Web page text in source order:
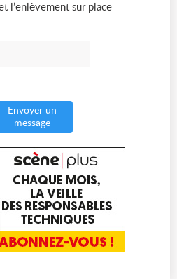
l’enlèvement sur place
Envoyer un
message